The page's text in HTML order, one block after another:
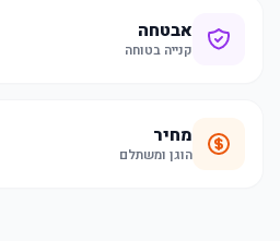
אבטחה
קנייה בטוחה
מחיר
הוגן ומשתלם